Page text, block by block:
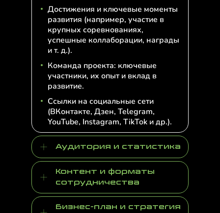
Достижения и ключевые моменты
развития (например, участие в
крупных соревнованиях,
успешные коллаборации, награды
и т. д.).
Команда проекта: ключевые
участники, их опыт и вклад в
развитие.
Ссылки на социальные сети
(ВКонтакте, Дзен, Telegram,
YouTube, Instagram, TikTok и др.).
Аудитория и статистика
Контент и форматы
сотрудничества
Бизнес-план и стратегия